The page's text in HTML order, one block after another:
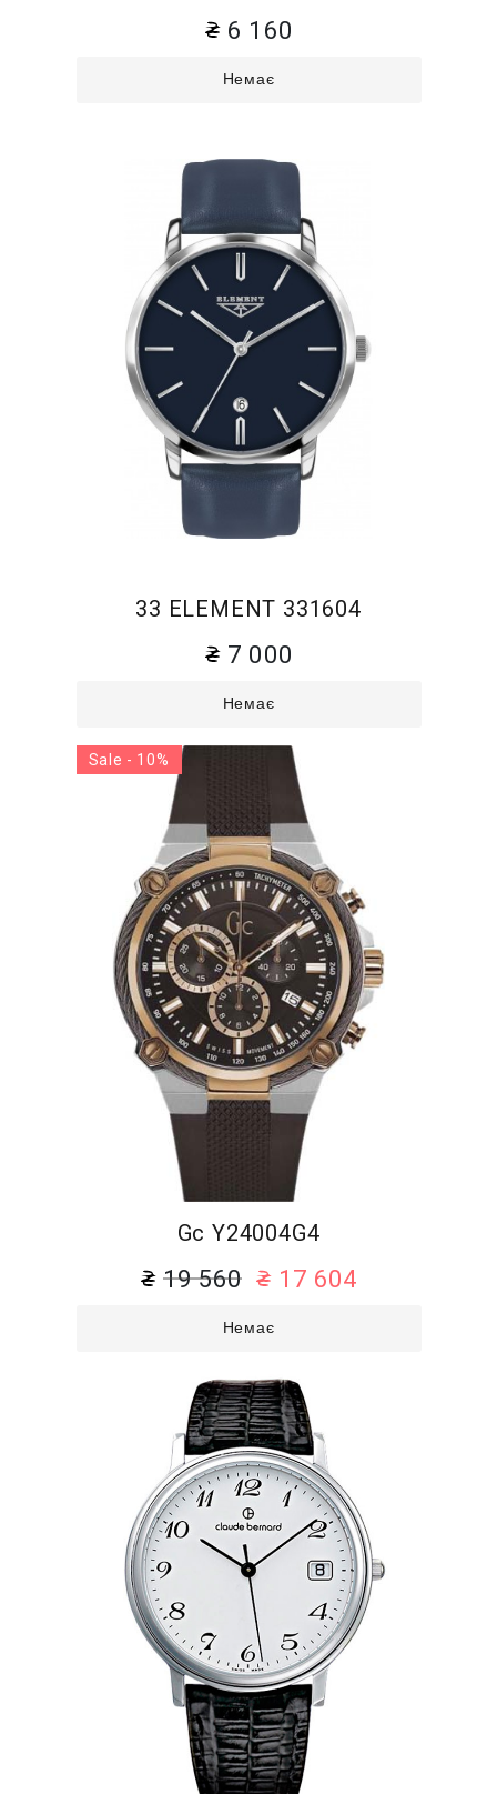
6 160
Немає
33 ELEMENT 331604
7 000
Немає
Gc Y24004G4
19 560 17 604
Немає
Sale - 10%